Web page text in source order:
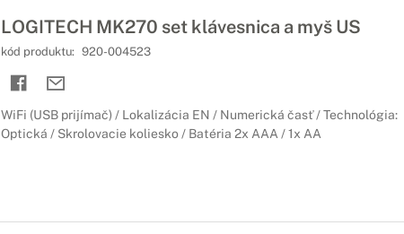
LOGITECH MK270 set klávesnica a myš US
kód produktu: 920-004523
WiFi (USB prijímač) / Lokalizácia EN / Numerická časť / Technológia:
Optická / Skrolovacie koliesko / Batéria 2x AAA / 1x AA